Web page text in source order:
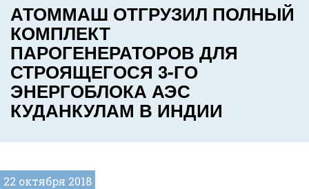
АТОММАШ ОТГРУЗИЛ ПОЛНЫЙ
КОМПЛЕКТ
ПАРОГЕНЕРАТОРОВ ДЛЯ
СТРОЯЩЕГОСЯ 3-ГО
ЭНЕРГОБЛОКА АЭС
КУДАНКУЛАМ В ИНДИИ
22 октября 2018